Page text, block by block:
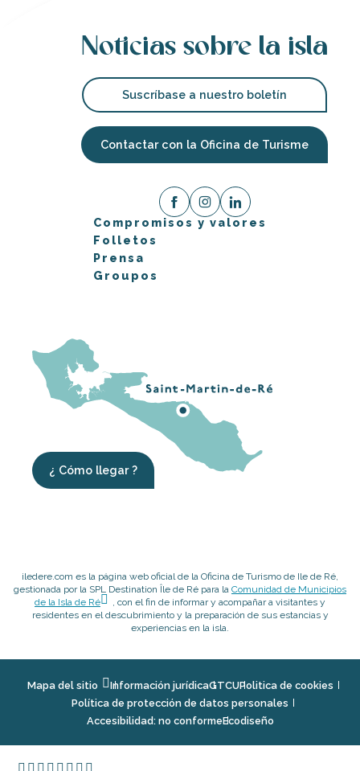
Noticias sobre la isla
Suscríbase a nuestro boletín
Contactar con la Oficina de Turisme
Compromisos y valores
Folletos
Prensa
Groupos
¿ Cómo llegar ?
iledere.com es la página web oficial de la Oficina de Turismo de Ile de Ré,
gestionada por la SPL Destination Île de Ré para la Comunidad de Municipios
de la Isla de Ré
, con el fin de informar y acompañar a visitantes y
residentes en el descubrimiento y la preparación de sus estancias y
experiencias en la isla.
Mapa del sitio Información jurídicaGTCUPolitica de cookies
Política de protección de datos personales
Accesibilidad: no conformeEcodiseño